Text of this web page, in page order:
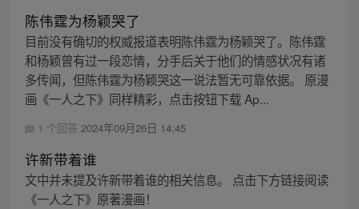
陈伟霆为杨颖哭了
目前没有确切的权威报道表明陈伟霆为杨颖哭了。陈伟霆
和杨颖曾有过一段恋情，分手后关于他们的情感状况有诸
多传闻，但陈伟霆为杨颖哭这一说法暂无可靠依据。 原漫
画《一人之下》同样精彩，点击按钮下载 Ap...
1 个回答 2024年09月26日 14:45
许新带着谁
文中并未提及许新带着谁的相关信息。 点击下方链接阅读
《一人之下》原著漫画！